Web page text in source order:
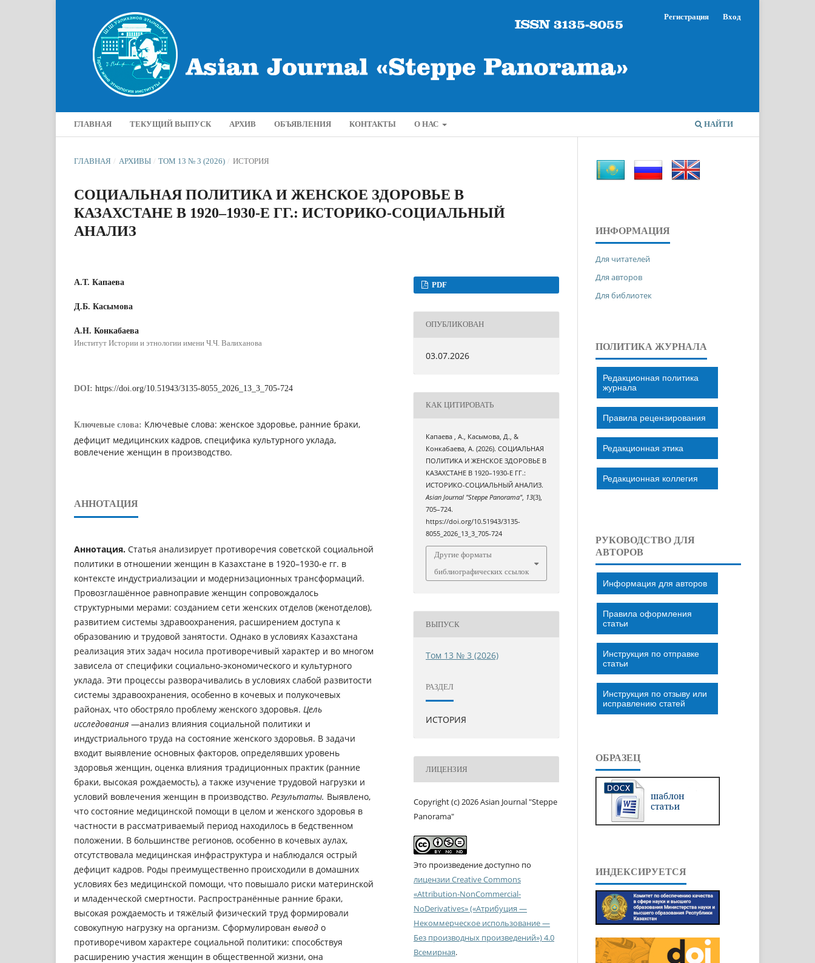
ГЛАВНАЯ ТЕКУЩИЙ ВЫПУСК АРХИВ ОБЪЯВЛЕНИЯ КОНТАКТЫ О НАС НАЙТИ
Регистрация Вход
ГЛАВНАЯ / АРХИВЫ / ТОМ 13 № 3 (2026) / ИСТОРИЯ
СОЦИАЛЬНАЯ ПОЛИТИКА И ЖЕНСКОЕ ЗДОРОВЬЕ В
КАЗАХСТАНЕ В 1920–1930-Е ГГ.: ИСТОРИКО-СОЦИАЛЬНЫЙ
АНАЛИЗ
А.Т. Капаева
Д.Б. Касымова
А.Н. Конкабаева
Институт Истории и этнологии имени Ч.Ч. Валиханова
DOI: https://doi.org/10.51943/3135-8055_2026_13_3_705-724
Ключевые слова: Ключевые слова: женское здоровье, ранние браки,
дефицит медицинских кадров, специфика культурного уклада,
вовлечение женщин в производство.
АННОТАЦИЯ
Аннотация. Статья анализирует противоречия советской социальной
политики в отношении женщин в Казахстане в 1920–1930-е гг. в
контексте индустриализации и модернизационных трансформаций.
Провозглашённое равноправие женщин сопровождалось
структурными мерами: созданием сети женских отделов (женотделов),
развитием системы здравоохранения, расширением доступа к
образованию и трудовой занятости. Однако в условиях Казахстана
реализация этих задач носила противоречивый характер и во многом
зависела от специфики социально-экономического и культурного
уклада. Эти процессы разворачивались в условиях слабой развитости
системы здравоохранения, особенно в кочевых и полукочевых
районах, что обостряло проблему женского здоровья. Цель
исследования —анализ влияния социальной политики и
индустриального труда на состояние женского здоровья. В задачи
входит выявление основных факторов, определявших уровень
здоровья женщин, оценка влияния традиционных практик (ранние
браки, высокая рождаемость), а также изучение трудовой нагрузки и
условий вовлечения женщин в производство. Результаты. Выявлено,
что состояние медицинской помощи в целом и женского здоровья в
частности в рассматриваемый период находилось в бедственном
положении. В большинстве регионов, особенно в кочевых аулах,
отсутствовала медицинская инфраструктура и наблюдался острый
дефицит кадров. Роды преимущественно происходили в домашних
условиях без медицинской помощи, что повышало риски материнской
и младенческой смертности. Распространённые ранние браки,
высокая рождаемость и тяжёлый физический труд формировали
совокупную нагрузку на организм. Сформулирован вывод о
противоречивом характере социальной политики: способствуя
расширению участия женщин в общественной жизни, она
PDF
ОПУБЛИКОВАН
03.07.2026
КАК ЦИТИРОВАТЬ
Капаева , А., Касымова, Д., &
Конкабаева, А. (2026). СОЦИАЛЬНАЯ
ПОЛИТИКА И ЖЕНСКОЕ ЗДОРОВЬЕ В
КАЗАХСТАНЕ В 1920–1930-Е ГГ.:
ИСТОРИКО-СОЦИАЛЬНЫЙ АНАЛИЗ.
Asian Journal "Steppe Panorama", 13(3),
705–724.
https://doi.org/10.51943/3135-
8055_2026_13_3_705-724
Другие форматы
библиографических ссылок
ВЫПУСК
Том 13 № 3 (2026)
РАЗДЕЛ
ИСТОРИЯ
ЛИЦЕНЗИЯ
Copyright (c) 2026 Asian Journal "Steppe
Panorama"
Это произведение доступно по
лицензии Creative Commons
«Attribution-NonCommercial-
NoDerivatives» («Атрибуция —
Некоммерческое использование —
Без производных произведений») 4.0
Всемирная.
ИНФОРМАЦИЯ
Для читателей
Для авторов
Для библиотек
ПОЛИТИКА ЖУРНАЛА
Редакционная политика
журнала
Правила рецензирования
Редакционная этика
Редакционная коллегия
РУКОВОДСТВО ДЛЯ
АВТОРОВ
Информация для авторов
Правила оформления
статьи
Инструкция по отправке
статьи
Инструкция по отзыву или
исправлению статей
ОБРАЗЕЦ
ИНДЕКСИРУЕТСЯ